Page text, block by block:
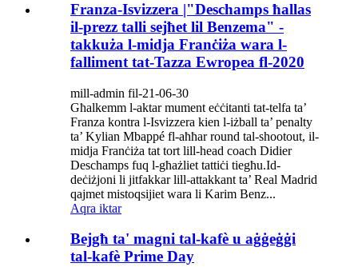
Franza-Isvizzera |"Deschamps ħallas
il-prezz talli sejħet lil Benzema" -
takkuża l-midja Franċiża wara l-
falliment tat-Tazza Ewropea fl-2020
mill-admin fil-21-06-30
Għalkemm l-aktar mument eċċitanti tat-telfa ta’
Franza kontra l-Isvizzera kien l-iżball ta’ penalty
ta’ Kylian Mbappé fl-aħħar round tal-shootout, il-
midja Franċiża tat tort lill-head coach Didier
Deschamps fuq l-għażliet tattiċi tiegħu.Id-
deċiżjoni li jitfakkar lill-attakkant ta’ Real Madrid
qajmet mistoqsijiet wara li Karim Benz...
Aqra iktar
Bejgħ ta' magni tal-kafè u aġġeġġi
tal-kafè Prime Day